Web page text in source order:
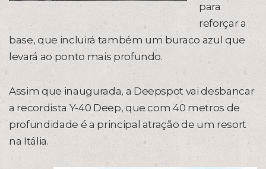
para
reforçar a
base, que incluirá também um buraco azul que
levará ao ponto mais profundo.
Assim que inaugurada, a Deepspot vai desbancar
a recordista Y-40 Deep, que com 40 metros de
profundidade é a principal atração de um resort
na Itália.